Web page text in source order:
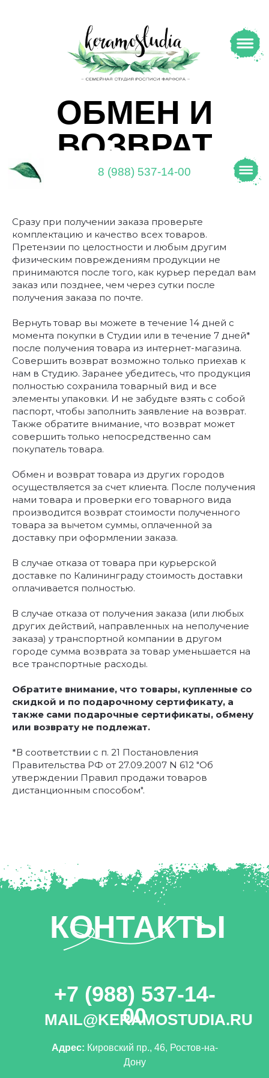
ОБМЕН И
ВОЗВРАТ
8 (988) 537-14-00
Сразу при получении заказа проверьте
комплектацию и качество всех товаров.
Претензии по целостности и любым другим
физическим повреждениям продукции не
принимаются после того, как курьер передал вам
заказ или позднее, чем через сутки после
получения заказа по почте.
Вернуть товар вы можете в течение 14 дней с
момента покупки в Студии или в течение 7 дней*
после получения товара из интернет-магазина.
Совершить возврат возможно только приехав к
нам в Студию. Заранее убедитесь, что продукция
полностью сохранила товарный вид и все
элементы упаковки. И не забудьте взять с собой
паспорт, чтобы заполнить заявление на возврат.
Также обратите внимание, что возврат может
совершить только непосредственно сам
покупатель товара.
Обмен и возврат товара из других городов
осуществляется за счет клиента. После получения
нами товара и проверки его товарного вида
производится возврат стоимости полученного
товара за вычетом суммы, оплаченной за
доставку при оформлении заказа.
В случае отказа от товара при курьерской
доставке по Калининграду стоимость доставки
оплачивается полностью.
В случае отказа от получения заказа (или любых
других действий, направленных на неполучение
заказа) у транспортной компании в другом
городе сумма возврата за товар уменьшается на
все транспортные расходы.
Обратите внимание, что товары, купленные со
скидкой и по подарочному сертификату, а
также сами подарочные сертификаты, обмену
или возврату не подлежат.
*В соответствии с п. 21 Постановления
Правительства РФ от 27.09.2007 N 612 "Об
утверждении Правил продажи товаров
дистанционным способом".
КОНТАКТЫ
+7 (988) 537-14-
00
Адрес: Кировский пр., 46, Ростов-на-
Дону
MAIL@KERAMOSTUDIA.RU